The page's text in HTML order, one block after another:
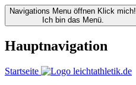
Navigations Menu öffnen Klick mich!
Ich bin das Menü.
Hauptnavigation
Startseite